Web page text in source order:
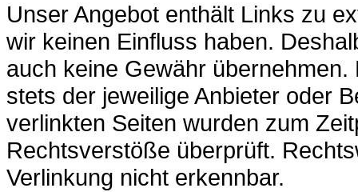
Unser Angebot enthält Links zu
wir keinen Einfluss haben.
auch keine Gewähr
stets der jeweilige Anbieter oder
verlinkten Seiten wurden zum
Rechtsverstöße überprüft.
Verlinkung nicht erkennbar.